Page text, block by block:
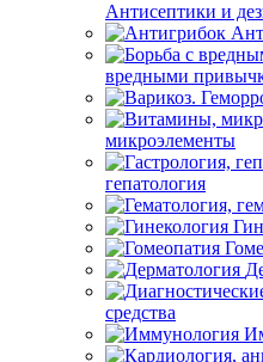
Антисептики и
вредными
микроэлементы
гепатология
средства